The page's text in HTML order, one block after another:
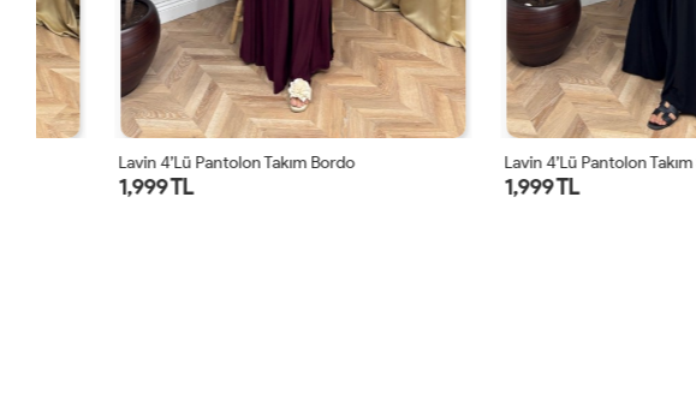
Lavin 4’lü Pantolon Takım Bordo
1,999 TL
Lavin 4’lü Pantolon Takım Siyah
1,999 TL